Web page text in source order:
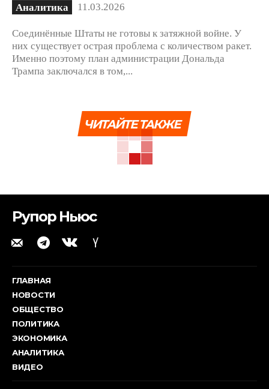
Аналитика 11.03.2026
Соединённые Штаты не готовы к затяжной войне. У
них существует острая проблема с количеством ракет.
Именно поэтому план администрации Дональда
Трампа заключался в том,...
ЧИТАЙТЕ ТАКЖЕ
Рупор Ньюс
ГЛАВНАЯ
НОВОСТИ
ОБЩЕСТВО
ПОЛИТИКА
ЭКОНОМИКА
АНАЛИТИКА
ВИДЕО